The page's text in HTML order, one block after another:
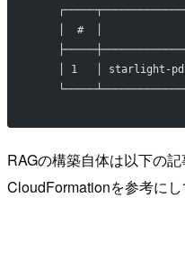
│  #  │
│ 1   │ starlight-
RAGの構築自体は以下の
CloudFormationを参考にし